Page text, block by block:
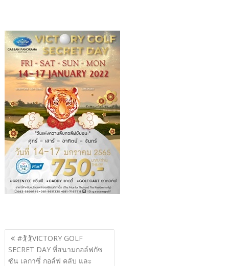
แนะแนว
เรื่อง
#🏌🏌VICTORY GOLF
SECRET DAY ที่สนามกอล์ฟกัซ
ซัน เลกาซี่ กอล์ฟ คลับ และ